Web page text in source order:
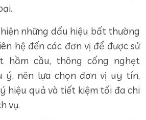
những dấu hiệu bất thường
hệ đến các đơn vị để được sử
hầm cầu, thông cống nghẹt
ý, nên lựa chọn đơn vị uy tín,
hiệu quả và tiết kiệm tối đa chi
vụ.